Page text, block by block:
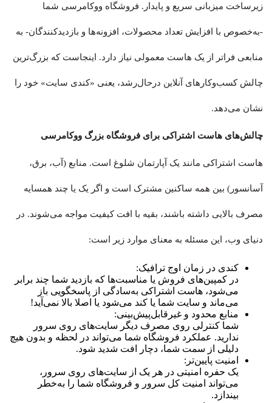
زیرساخت میزبانی سریع و پایدار. فروشگاه ووکامرسی شما
-به‌خصوص با افزایش تعداد محصولات، افزونه‌ها و بازدیدکنندگان- به
منابعی فراتر از یک هاست معمولی نیاز دارد. اینجاست که بزرگ‌ترین
چالش کسب‌وکارهای آنلاین درحال‌رشد، یعنی «کندی سایت» خود را
نشان می‌دهد.
چالش‌های هاست اشتراکی برای فروشگاه بزرگ ووکامرسی
هاست اشتراکی مانند یک آپارتمان شلوغ است. منابع (آب، برق،
آسانسور) بین همه ساکنین مشترک است و اگر یک یا چند همسایه
مصرف بالایی داشته باشند، بقیه با افت کیفیت مواجه می‌شوند. در
دنیای وب، این مسئله به معنای موارد زیر است:
کندی در زمان اوج ترافیک:
در کمپین‌های فروش یا مناسبت‌ها که بازدید شما چند برابر
می‌شود، هاست اشتراکی به‌سادگی از پاسخگویی باز
می‌ماند و سایت شما یا کند می‌شود یا اصلا بالا نمی‌آید!
منابع محدود و غیرقابل‌پیش‌بینی:
شما کنترلی روی مصرف دیگر سایت‌های روی سرور
ندارید. عملکرد فروشگاه شما می‌تواند در لحظه و بدون هیچ
دلیلی از سمت شما، دچار افت شدید شود.
امنیت پایین‌تر:
یک حفره امنیتی در هر یک از سایت‌های روی سرور،
می‌تواند امنیت کل سرور و فروشگاه شما را به‌خطر
بیندازد.